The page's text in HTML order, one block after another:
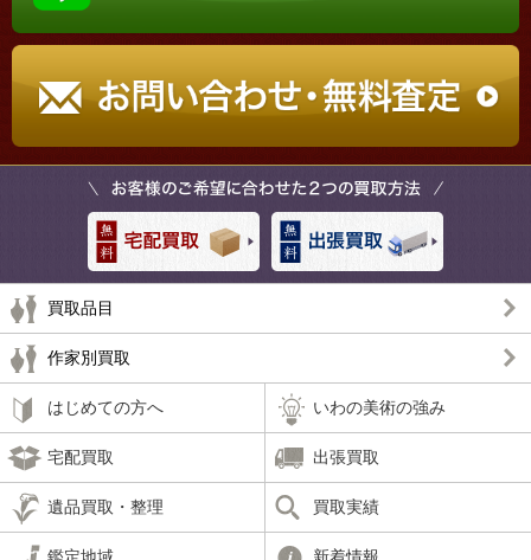
買取品目
作家別買取
はじめての方へ いわの美術の強み
宅配買取 出張買取
遺品買取・整理 買取実績
鑑定地域 新着情報